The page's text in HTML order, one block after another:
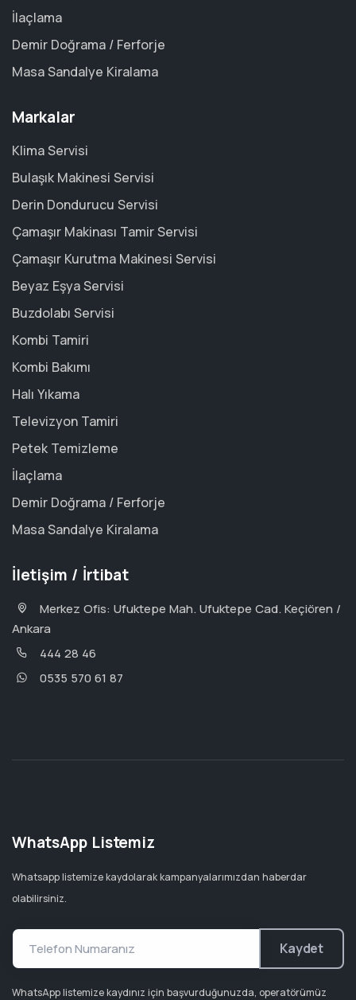
İlaçlama
Demir Doğrama / Ferforje
Masa Sandalye Kiralama
Markalar
Klima Servisi
Bulaşık Makinesi Servisi
Derin Dondurucu Servisi
Çamaşır Makinası Tamir Servisi
Çamaşır Kurutma Makinesi Servisi
Beyaz Eşya Servisi
Buzdolabı Servisi
Kombi Tamiri
Kombi Bakımı
Halı Yıkama
Televizyon Tamiri
Petek Temizleme
İlaçlama
Demir Doğrama / Ferforje
Masa Sandalye Kiralama
İletişim / İrtibat
Merkez Ofis: Ufuktepe Mah. Ufuktepe Cad. Keçiören /
Ankara
444 28 46
0535 570 61 87
WhatsApp Listemiz
Whatsapp listemize kaydolarak kampanyalarımızdan haberdar
olabilirsiniz.
Kaydet
WhatsApp listemize kaydınız için başvurduğunuzda, operatörümüz